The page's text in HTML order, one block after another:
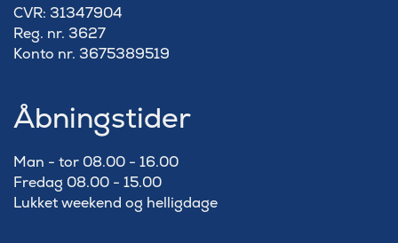
​CVR: 31347904
Reg. nr. 3627
Konto nr. 3675389519
Åbningstider
Man - tor 08.00 - 16.00
Fredag 08.00 - 15.00
Lukket weekend og helligdage